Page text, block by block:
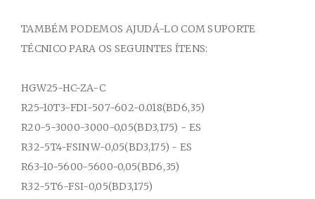
TAMBÉM PODEMOS AJUDÁ-LO COM SUPORTE
TÉCNICO PARA OS SEGUINTES ÍTENS:
HGW25-HC-ZA-C
R25-10T3-FDI-507-602-0.018(BD6,35)
R20-5-3000-3000-0,05(BD3,175) - ES
R32-5T4-FSINW-0,05(BD3,175) - ES
R63-10-5600-5600-0,05(BD6,35)
R32-5T6-FSI-0,05(BD3,175)